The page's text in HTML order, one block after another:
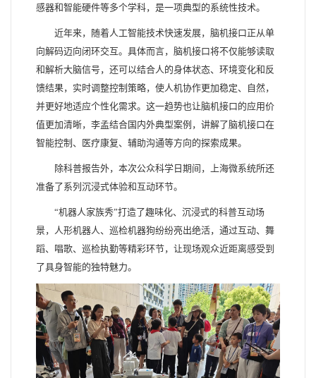
感器和智能硬件等多个学科，是一项典型的系统性技术。
近年来，随着人工智能技术快速发展，脑机接口正从单
向解码迈向闭环交互。具体而言，脑机接口将不仅能够读取
和解析大脑信号，还可以结合人的身体状态、环境变化和反
馈结果，实时调整控制策略，使人机协作更加稳定、自然，
并更好地适应个性化需求。这一趋势也让脑机接口的应用价
值更加清晰，李孟结合国内外典型案例，讲解了脑机接口在
智能控制、医疗康复、辅助沟通等方向的探索成果。
除科普报告外，本次公众科学日期间，上海微系统所还
准备了系列沉浸式体验和互动环节。
“机器人家族秀”打造了趣味化、沉浸式的科普互动场
景，人形机器人、巡检机器狗纷纷亮出绝活，通过互动、舞
蹈、唱歌、巡检执勤等精彩环节，让现场观众近距离感受到
了具身智能的独特魅力。